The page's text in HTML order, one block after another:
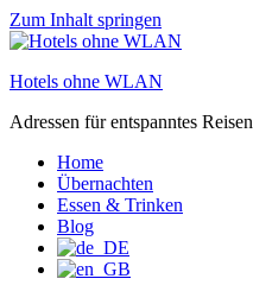
Zum Inhalt springen
Hotels ohne WLAN
Adressen für entspanntes Reisen
Home
Übernachten
Essen & Trinken
Blog